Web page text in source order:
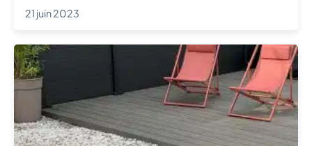
21 juin 2023